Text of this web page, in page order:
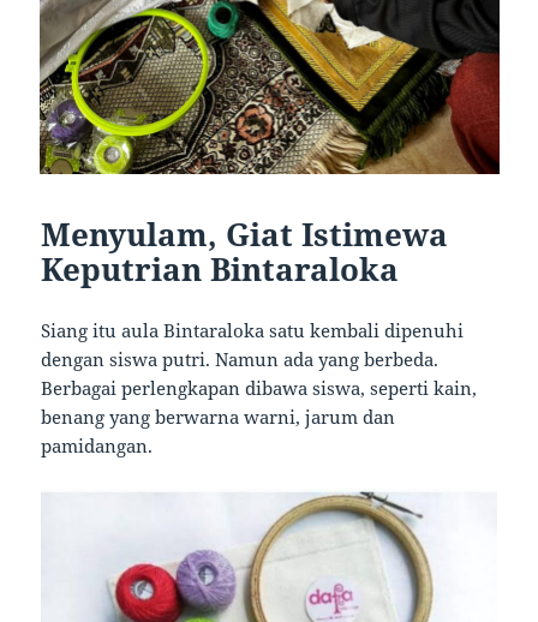
Menyulam, Giat Istimewa
Keputrian Bintaraloka
Siang itu aula Bintaraloka satu kembali dipenuhi
dengan siswa putri. Namun ada yang berbeda.
Berbagai perlengkapan dibawa siswa, seperti kain,
benang yang berwarna warni, jarum dan
pamidangan.